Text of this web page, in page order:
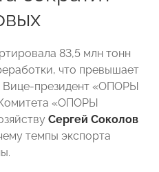
83,5 млн тонн
что превышает
Вице-президент «ОПОРЫ
«ОПОРЫ
Сергей Соколов
темпы экспорта